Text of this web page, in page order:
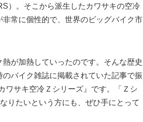
）。そこから派生したカワサキの空冷
常に個性的で、世界のビッグバイク市
が加熱していったのです。そんな歴史
バイク雑誌に掲載されていた記事で振
ワサキ空冷Ｚシリーズ』です。「Ｚシ
りたいという方にも、ぜひ手にとって